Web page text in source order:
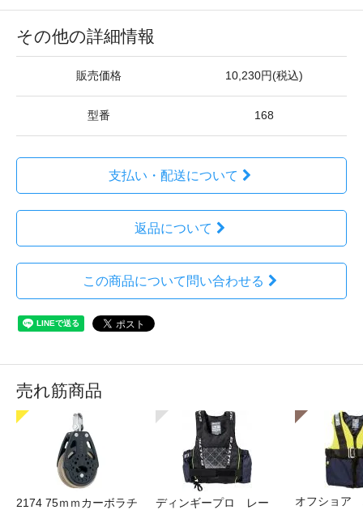
その他の詳細情報
販売価格 10,230円(税込)
型番 168
支払い・配送について
返品について
この商品について問い合わせる
売れ筋商品
2174 75ｍｍカーボラチ
ディンギープロ レー
オフショア